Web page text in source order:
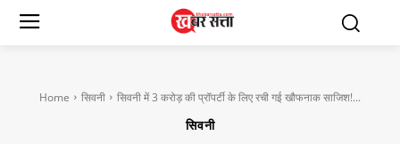
Home सिवनी सिवनी में 3 करोड़ की प्रॉपर्टी के लिए रची गई खौफनाक साजिश!...
सिवनी